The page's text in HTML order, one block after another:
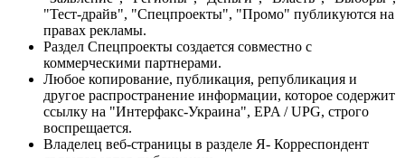
"Тест-драйв", "Спецпроекты", "Промо" публикуются на
правах рекламы.
Раздел Спецпроекты создается совместно с
коммерческими партнерами.
Любое копирование, публикация, републикация и
другое распространение информации, которое содержит
ссылку на "Интерфакс-Украина", EPA / UPG, строго
воспрещается.
Владелец веб-страницы в разделе Я- Корреспондент